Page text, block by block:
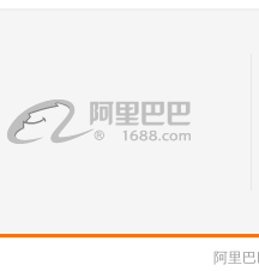
阿里